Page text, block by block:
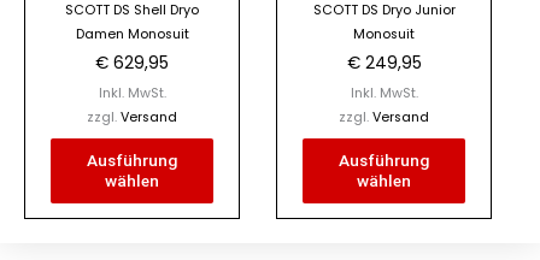
SCOTT DS Shell Dryo
Damen Monosuit
€ 629,95
Inkl. MwSt.
zzgl. Versand
Ausführung
wählen
können
auf
der
Produktseite
gewählt
werden
SCOTT DS Dryo Junior
Monosuit
€249,95
Inkl. MwSt.
zzgl. Versand
Ausführung
wählen
können
auf
der
Produktseite
gewählt
werden